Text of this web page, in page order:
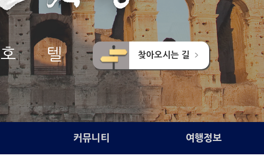
텔 찾아오시는 길
커뮤니티 여행정보